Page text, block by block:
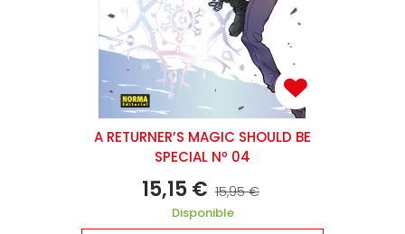
A RETURNER’S MAGIC SHOULD BE
SPECIAL Nº 04
15,15 € 15,95 €
Disponible